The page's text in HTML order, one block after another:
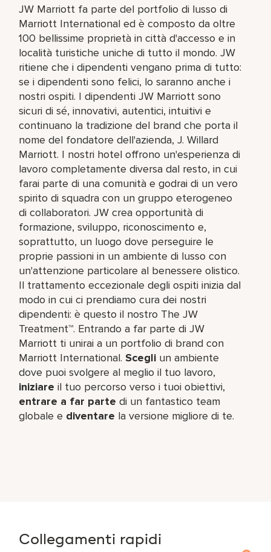
JW Marriott fa parte del portfolio di lusso di
Marriott International ed è composto da oltre
100 bellissime proprietà in città d'accesso e in
località turistiche uniche di tutto il mondo. JW
ritiene che i dipendenti vengano prima di tutto:
se i dipendenti sono felici, lo saranno anche i
nostri ospiti. I dipendenti JW Marriott sono
sicuri di sé, innovativi, autentici, intuitivi e
continuano la tradizione del brand che porta il
nome del fondatore dell'azienda, J. Willard
Marriott. I nostri hotel offrono un'esperienza di
lavoro completamente diversa dal resto, in cui
farai parte di una comunità e godrai di un vero
spirito di squadra con un gruppo eterogeneo
di collaboratori. JW crea opportunità di
formazione, sviluppo, riconoscimento e,
soprattutto, un luogo dove perseguire le
proprie passioni in un ambiente di lusso con
un'attenzione particolare al benessere olistico.
Il trattamento eccezionale degli ospiti inizia dal
modo in cui ci prendiamo cura dei nostri
dipendenti: è questo il nostro The JW
Treatment™. Entrando a far parte di JW
Marriott ti unirai a un portfolio di brand con
Marriott International.Scegli un ambiente
dove puoi svolgere al meglio il tuo lavoro,​
iniziare il tuo percorso verso i tuoi obiettivi,
entrare a far parte di un fantastico team​
globale e diventare la versione migliore di te.
Collegamenti rapidi